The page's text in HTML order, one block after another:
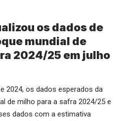
os dados de
mundial de
2024/25 em julho
2024, os dados esperados da
de milho para a safra 2024/25 e
dados com a estimativa